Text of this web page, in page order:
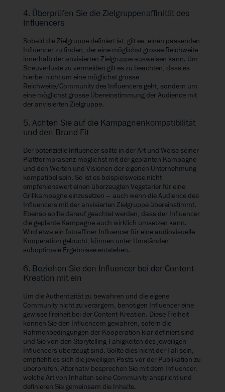
4. Überprüfen Sie die Zielgruppenaffinität des
Influencers
Sobald die Zielgruppe definiert ist, gilt es, einen passenden
Influencer zu finden, der eine möglichst grosse Reichweite
innerhalb der anvisierten Zielgruppe ausweisen kann. Um
Streuverluste zu vermeiden gilt es zu beachten, dass es
hierbei nicht um eine möglichst grosse
Reichweite/Community des Influencers geht, sondern um
eine möglichst grosse Übereinstimmung der Audience mit
der anvisierten Zielgruppe.
5. Achten Sie auf die Kampagnenkompatibilität
und den Brand Fit
Der potenzielle Influencer sollte in der Art und Weise seiner
Plattformpräsenz möglichst mit der geplanten Kampagne
und den Werten und Visionen der eigenen Unternehmung
kompatibel sein. So ist es beispielsweise nicht
empfehlenswert einen überzeugten Vegetarier für eine
Grillkampagne einzusetzen – auch wenn die Audience des
Influencers mit der anvisierten Zielgruppe übereinstimmt.
Ebenso sollte darauf geachtet werden, dass der Influencer
die geplante Kampagne auch wirklich umsetzen kann.
Wird etwa ein fotoaffiner Influencer für eine audiovisuelle
Kooperation gebucht, können unter Umständen
suboptimale Ergebnisse entstehen.
6. Beziehen Sie den Influencer bei der Content-
Kreation mit ein
Um die Authentizität zu bewahren und die eigene
Community nicht zu verärgern, benötigen Influencer eine
gewisse Freiheit bei der Content-Kreation. Diese Freiheit
können Sie den Influencern gewähren, sofern die
Rahmenbedingungen der Kooperation klar definiert sind
und Sie von den Storytelling-Fähigkeiten des jeweiligen
Influencers überzeugt sind. Sollte dies nicht der Fall sein,
empfiehlt es sich die jeweiligen Posts vor der Publikation zu
überprüfen. Alternativ besprechen Sie mit dem Influencer,
welche Art von Inhalten seine Community anspricht und
definieren Sie gemeinsam die Inhalte.